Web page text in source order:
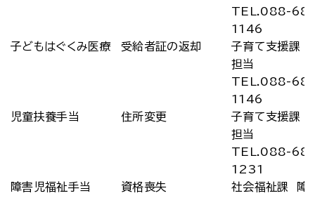
TEL.088-
1146
子どもはぐくみ医療
受給者証の返却
子育て支援課
担当
TEL.088-
1146
児童扶養手当
住所変更
子育て支援課
担当
TEL.088-
1231
障害児福祉手当
資格喪失
社会福祉課 障